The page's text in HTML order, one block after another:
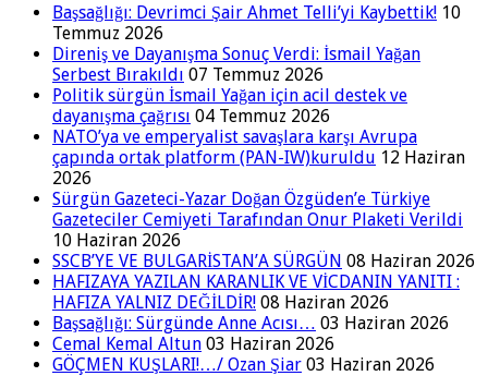
Başsağlığı: Devrimci Şair Ahmet Telli’yi Kaybettik! 10
Temmuz 2026
Direniş ve Dayanışma Sonuç Verdi: İsmail Yağan
Serbest Bırakıldı 07 Temmuz 2026
Politik sürgün İsmail Yağan için acil destek ve
dayanışma çağrısı 04 Temmuz 2026
NATO’ya ve emperyalist savaşlara karşı Avrupa
çapında ortak platform (PAN-IW)kuruldu 12 Haziran
2026
Sürgün Gazeteci-Yazar Doğan Özgüden’e Türkiye
Gazeteciler Cemiyeti Tarafından Onur Plaketi Verildi
10 Haziran 2026
SSCB’YE VE BULGARİSTAN’A SÜRGÜN 08 Haziran 2026
HAFIZAYA YAZILAN KARANLIK VE VİCDANIN YANITI :
HAFIZA YALNIZ DEĞİLDİR! 08 Haziran 2026
Başsağlığı: Sürgünde Anne Acısı… 03 Haziran 2026
Cemal Kemal Altun 03 Haziran 2026
GÖÇMEN KUŞLARI!…/ Ozan Şiar 03 Haziran 2026